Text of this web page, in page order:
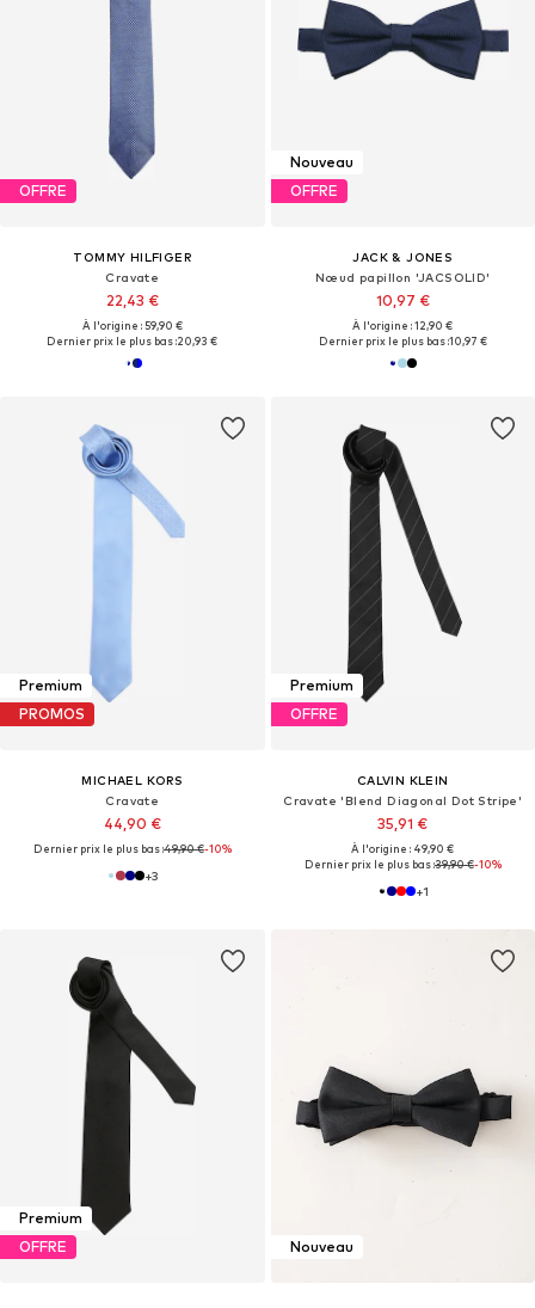
OFFRE
TOMMY HILFIGER
Cravate
22,43 €
À l'origine : 59,90 €
Dernier prix le plus bas :20,93 €
Nouveau
OFFRE
JACK & JONES
Nœud papillon 'JACSOLID'
10,97 €
À l'origine : 12,90 €
Dernier prix le plus bas :10,97 €
Premium
PROMOS
MICHAEL KORS
Cravate
44,90 €
Dernier prix le plus bas :49,90 €-10%
+3
Premium
OFFRE
CALVIN KLEIN
Cravate 'Blend Diagonal Dot Stripe'
35,91 €
À l'origine : 49,90 €
Dernier prix le plus bas :39,90 €-10%
+1
Premium
OFFRE
Nouveau